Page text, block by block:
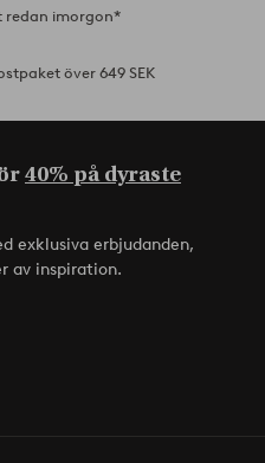
redan imorgon*
över 649 SEK
40% på dyraste
exklusiva erbjudanden,
av inspiration.